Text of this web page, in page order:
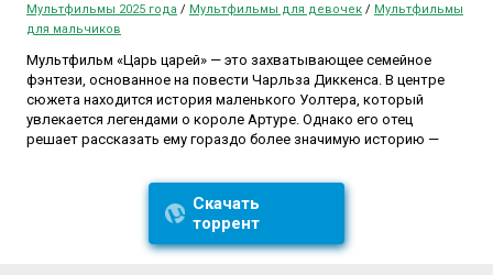
Мультфильмы 2025 года / Мультфильмы для девочек / Мультфильмы
для мальчиков
Мультфильм «Царь царей» — это захватывающее семейное
фэнтези, основанное на повести Чарльза Диккенса. В центре
сюжета находится история маленького Уолтера, который
увлекается легендами о короле Артуре. Однако его отец
решает рассказать ему гораздо более значимую историю —
Скачать
торрент